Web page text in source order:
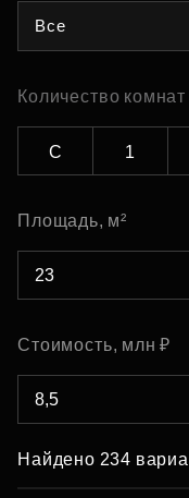
Все
Количество комнат
С 1
Площадь, м²
Стоимость, млн ₽
Найдено 234